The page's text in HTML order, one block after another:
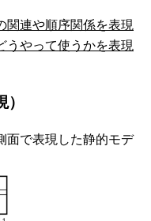
関連や順序関係を表現
うやって使うかを表現
で表現した静的モデ